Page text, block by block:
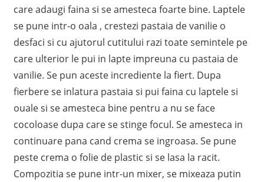
care adaugi faina si se amesteca foarte bine. Laptele
se pune intr-o oala , crestezi pastaia de vanilie o
desfaci si cu ajutorul cutitului razi toate semintele pe
care ulterior le pui in lapte impreuna cu pastaia de
vanilie. Se pun aceste incrediente la fiert. Dupa
fierbere se inlatura pastaia si pui faina cu laptele si
ouale si se amesteca bine pentru a nu se face
cocoloase dupa care se stinge focul. Se amesteca in
continuare pana cand crema se ingroasa. Se pune
peste crema o folie de plastic si se lasa la racit.
Compozitia se pune intr-un mixer, se mixeaza putin